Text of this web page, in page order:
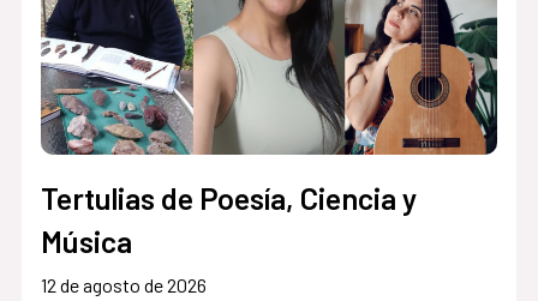
Tertulias de Poesía, Ciencia y
Música
12 de agosto de 2026